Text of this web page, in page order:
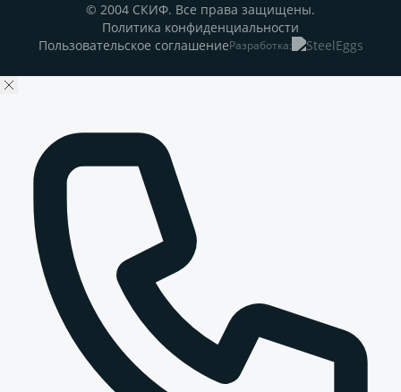
© 2004 СКИФ. Все права защищены.
Политика конфиденциальности
Пользовательское соглашениеРазработка: